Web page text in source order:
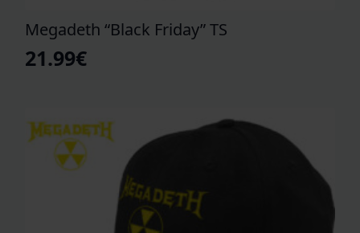
Megadeth “Black Friday” TS
21.99€